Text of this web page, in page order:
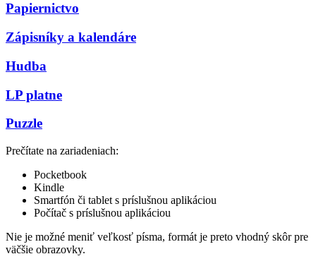
Papiernictvo
Zápisníky a kalendáre
Hudba
LP platne
Puzzle
Prečítate na zariadeniach:
Pocketbook
Kindle
Smartfón či tablet s príslušnou aplikáciou
Počítač s príslušnou aplikáciou
Nie je možné meniť veľkosť písma, formát je preto vhodný skôr pre
väčšie obrazovky.